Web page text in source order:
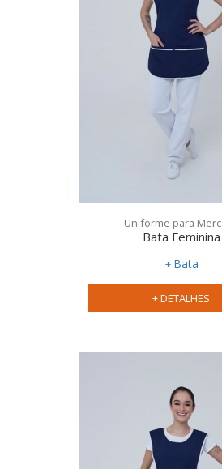
Uniforme para
Bata Feminina
Bata
+ DETALHES